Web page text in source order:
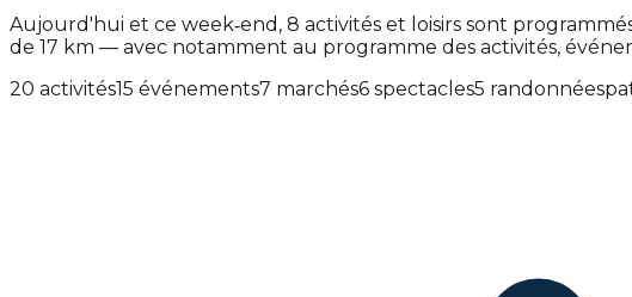
Aujourd'hui et ce week‑end, 8 activités et loisirs sont
de 17 km — avec notamment au programme des activités,
20 activités15 événements7 marchés6 spectacles5 randonnées